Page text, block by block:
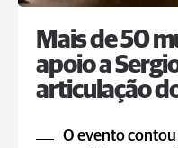
Mais de 50
apoio a
articulação
O evento contou